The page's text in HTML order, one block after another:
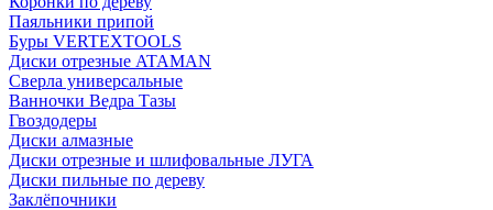
Паяльники припой
Буры VERTEXTOOLS
Диски отрезные ATAMAN
Сверла универсальные
Ванночки Ведра Тазы
Гвоздодеры
Диски алмазные
Диски отрезные и шлифовальные ЛУГА
Диски пильные по дереву
Заклёпочники